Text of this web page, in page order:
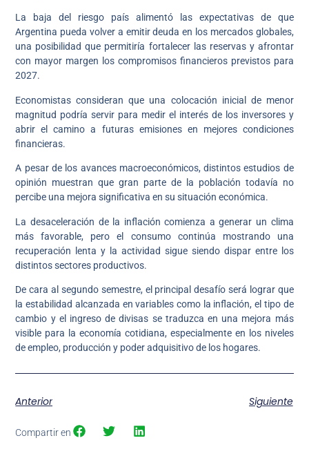
La baja del riesgo país alimentó las expectativas de que
Argentina pueda volver a emitir deuda en los mercados globales,
una posibilidad que permitiría fortalecer las reservas y afrontar
con mayor margen los compromisos financieros previstos para
2027.
Economistas consideran que una colocación inicial de menor
magnitud podría servir para medir el interés de los inversores y
abrir el camino a futuras emisiones en mejores condiciones
financieras.
A pesar de los avances macroeconómicos, distintos estudios de
opinión muestran que gran parte de la población todavía no
percibe una mejora significativa en su situación económica.
La desaceleración de la inflación comienza a generar un clima
más favorable, pero el consumo continúa mostrando una
recuperación lenta y la actividad sigue siendo dispar entre los
distintos sectores productivos.
De cara al segundo semestre, el principal desafío será lograr que
la estabilidad alcanzada en variables como la inflación, el tipo de
cambio y el ingreso de divisas se traduzca en una mejora más
visible para la economía cotidiana, especialmente en los niveles
de empleo, producción y poder adquisitivo de los hogares.
Anterior Siguiente
Compartir en